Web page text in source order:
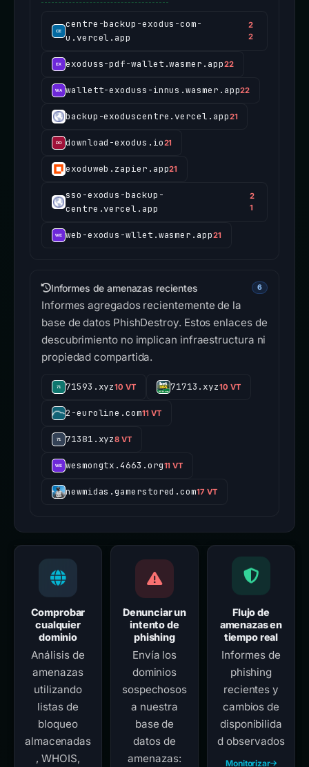
centre-backup-exodus-com-
u.vercel.app
2
2
exoduss-pdf-wallet.wasmer.app22
wallett-exoduss-innus.wasmer.app22
backup-exoduscentre.vercel.app21
download-exodus.io21
exoduweb.zapier.app21
sso-exodus-backup-
centre.vercel.app
2
1
web-exodus-wllet.wasmer.app21
Informes de amenazas recientes 6
Informes agregados recientemente de la
base de datos PhishDestroy. Estos enlaces de
descubrimiento no implican infraestructura ni
propiedad compartida.
71593.xyz10 VT 71713.xyz10 VT
2-euroline.com11 VT
71381.xyz8 VT
wesmongtx.4663.org11 VT
newmidas.gamerstored.com17 VT
Comprobar
cualquier
dominio
Análisis de
amenazas
utilizando
listas de
bloqueo
almacenadas
, WHOIS,
Denunciar un
intento de
phishing
Envía los
dominios
sospechosos
a nuestra
base de
datos de
amenazas:
Flujo de
amenazas en
tiempo real
Informes de
phishing
recientes y
cambios de
disponibilida
d observados
Monitorizar